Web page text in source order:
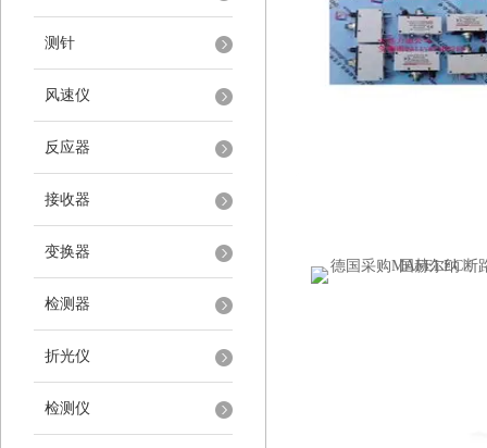
测针
风速仪
反应器
接收器
变换器
检测器
折光仪
检测仪